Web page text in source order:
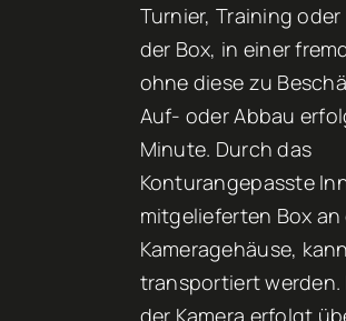
Turnier, Training
der Box, in einer
ohne diese zu
Auf- oder Abbau
Minute. Durch das
Konturangepasste
mitgelieferten Box an
Kameragehäuse,
transportiert werden.
der Kamera erfolgt